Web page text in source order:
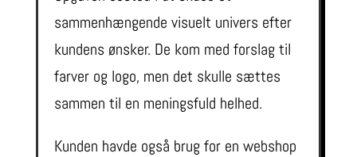
sammenhængende visuelt univers efter
kundens ønsker. De kom med forslag til
farver og logo, men det skulle sættes
sammen til en meningsfuld helhed.
Kunden havde også brug for en webshop